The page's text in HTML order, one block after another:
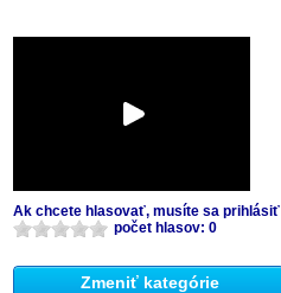
Ak chcete hlasovať, musíte sa prihlásiť
počet hlasov: 0
Zmeniť kategórie